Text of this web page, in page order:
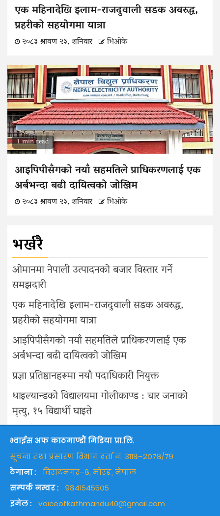
एक महिनादेखि इलाम-राजदुवाली सडक अवरुद्ध,
प्रहरीको सहयोगमा यात्रा
२०८३ श्रावण २३, शनिवार भिओके
1 min read
आइपिपीसँगको नयाँ सहमतिले प्राधिकरणलाई एक
अर्बभन्दा बढी दायित्वको जोखिम
२०८३ श्रावण २३, शनिवार भिओके
भर्खरै
ओमानमा नेपाली उत्पादनको बजार विस्तार गर्ने
समझदारी
एक महिनादेखि इलाम-राजदुवाली सडक अवरुद्ध,
प्रहरीको सहयोगमा यात्रा
आइपिपीसँगको नयाँ सहमतिले प्राधिकरणलाई एक
अर्बभन्दा बढी दायित्वको जोखिम
प्रज्ञा प्रतिष्ठानहरूमा नयाँ पदाधिकारी नियुक्त
थाइल्यान्डको विद्यालयमा गोलीकाण्ड : चार जनाको
मृत्यु, १५ विद्यार्थी घाइते
भ्वाईस अफ काठमाण्डौं मिडिया प्रा.लि.
सूचना तथा प्रसारण विभाग दर्ता नं. ३११८–२०७८/७९
ठेगाना :
विराटनगर–८, मोरङ, नेपाल
सम्पर्क नम्वर :
९८४१५४५५०५
इमेल :
voiceofkathmandu40@gmail.com